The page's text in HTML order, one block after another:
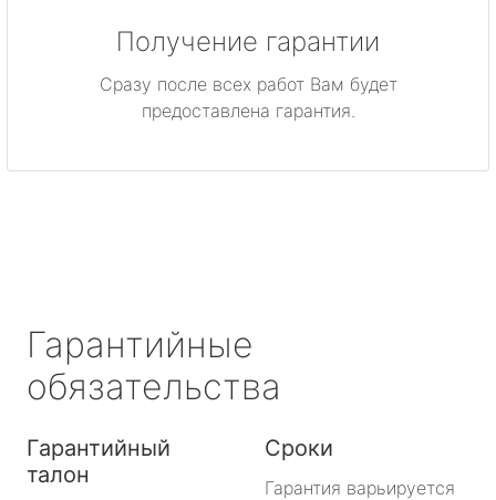
Получение гарантии
Сразу после всех работ Вам будет
предоставлена гарантия.
Гарантийные
обязательства
Гарантийный
талон
Сроки
Гарантия варьируется